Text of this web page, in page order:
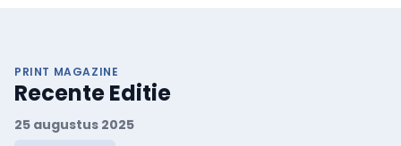
PRINT MAGAZINE
Recente Editie
25 augustus 2025